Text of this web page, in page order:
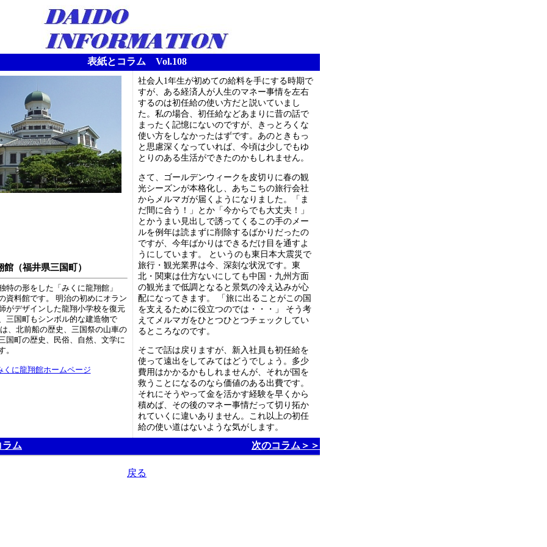
表紙とコラム Vol.108
社会人1年生が初めての給料を手にする時期で
すが、ある経済人が人生のマネー事情を左右
するのは初任給の使い方だと説いていまし
た。私の場合、初任給などあまりに昔の話で
まったく記憶にないのですが、きっとろくな
使い方をしなかったはずです。あのときもっ
と思慮深くなっていれば、今頃は少しでもゆ
とりのある生活ができたのかもしれません。
さて、ゴールデンウィークを皮切りに春の観
光シーズンが本格化し、あちこちの旅行会社
からメルマガが届くようになりました。「ま
だ間に合う！」とか「今からでも大丈夫！」
とかうまい見出しで誘ってくるこの手のメー
ルを例年は読まずに削除するばかりだったの
ですが、今年ばかりはできるだけ目を通すよ
うにしています。 というのも東日本大震災で
旅行・観光業界は今、深刻な状況です。東
北・関東は仕方ないにしても中国・九州方面
の観光まで低調となると景気の冷え込みが心
配になってきます。 「旅に出ることがこの国
を支えるために役立つのでは・・・」 そう考
えてメルマガをひとつひとつチェックしてい
るところなのです。
そこで話は戻りますが、新入社員も初任給を
使って遠出をしてみてはどうでしょう。多少
費用はかかるかもしれませんが、それが国を
救うことになるのなら価値のある出費です。
それにそうやって金を活かす経験を早くから
積めば、その後のマネー事情だって切り拓か
れていくに違いありません。これ以上の初任
給の使い道はないような気がします。
（福井県三国町）
特の形をした「みくに龍翔館」
資料館です。 明治の初めにオラン
がデザインした龍翔小学校を復元
三国町もシンボル的な建造物で
、北前船の歴史、三国祭の山車の
国町の歴史、民俗、自然、文学に
。
くに龍翔館ホームページ
ラム 次のコラム＞＞
戻る